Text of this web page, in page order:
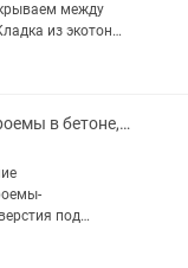
между
из экотон
зависит от
Демонтаж стен,проемы в бетоне,отверстия под вытяжку.Разрушение.
под